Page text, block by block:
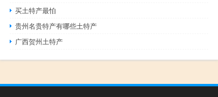
买土特产最怕
贵州名贵特产有哪些土特产
广西贺州土特产